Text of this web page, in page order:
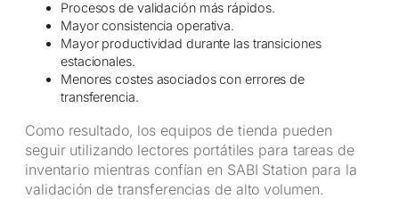
Procesos de validación más rápidos.
Mayor consistencia operativa.
Mayor productividad durante las transiciones
estacionales.
Menores costes asociados con errores de
transferencia.
Como resultado, los equipos de tienda pueden
seguir utilizando lectores portátiles para tareas de
inventario mientras confían en SABI Station para la
validación de transferencias de alto volumen.